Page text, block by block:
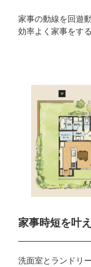
家事の動線を回遊
効率よく家事をす
家事時短を叶
洗面室とランドリ